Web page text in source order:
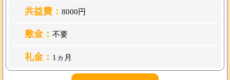
共益費： 8000円
敷金： 不要
礼金： 1ヵ月